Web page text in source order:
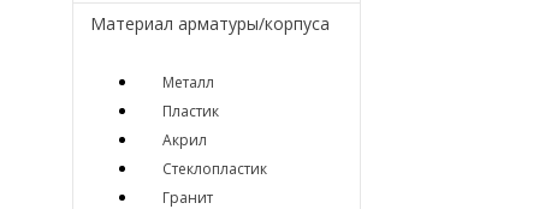
Материал арматуры/корпуса
Металл
Пластик
Акрил
Стеклопластик
Гранит